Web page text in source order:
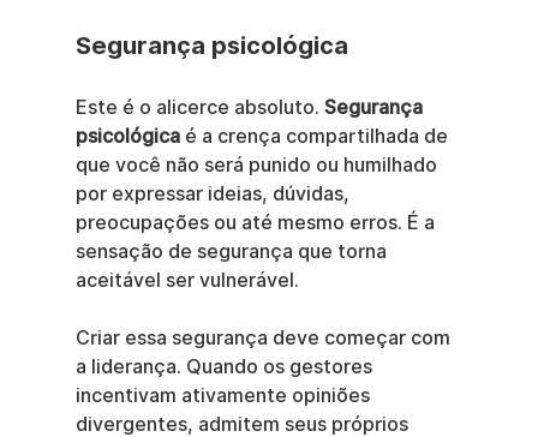
Segurança psicológica
Este é o alicerce absoluto. Segurança
psicológica é a crença compartilhada de
que você não será punido ou humilhado
por expressar ideias, dúvidas,
preocupações ou até mesmo erros. É a
sensação de segurança que torna
aceitável ser vulnerável.
Criar essa segurança deve começar com
a liderança. Quando os gestores
incentivam ativamente opiniões
divergentes, admitem seus próprios